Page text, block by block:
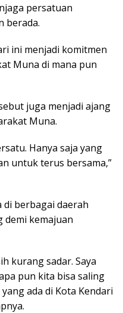
persatuan
berada.
ini menjadi komitmen
Muna di mana pun
juga menjadi ajang
Muna.
Hanya saja yang
untuk terus bersama,”
berbagai daerah
demi kemajuan
kurang sadar. Saya
pun kita bisa saling
ada di Kota Kendari